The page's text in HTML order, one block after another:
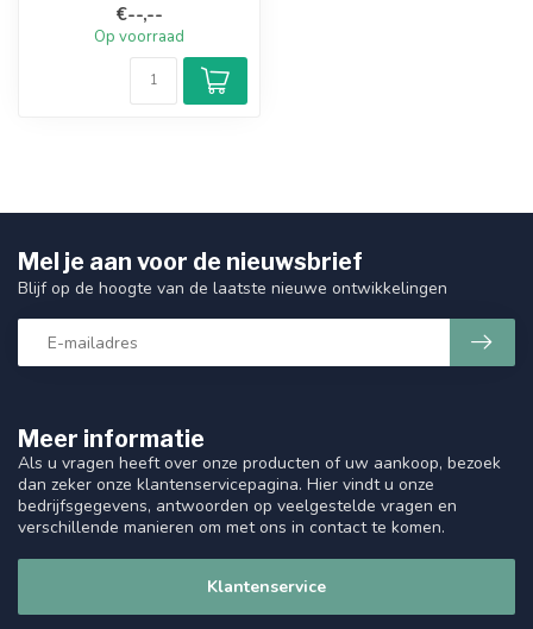
geworden van e...
€--,--
Op voorraad
Meer informatie
Als u vragen heeft over onze producten of uw aankoop, bezoek
dan zeker onze klantenservicepagina. Hier vindt u onze
bedrijfsgegevens, antwoorden op veelgestelde vragen en
verschillende manieren om met ons in contact te komen.
Klantenservice
Mel je aan voor de nieuwsbrief
Blijf op de hoogte van de laatste nieuwe ontwikkelingen